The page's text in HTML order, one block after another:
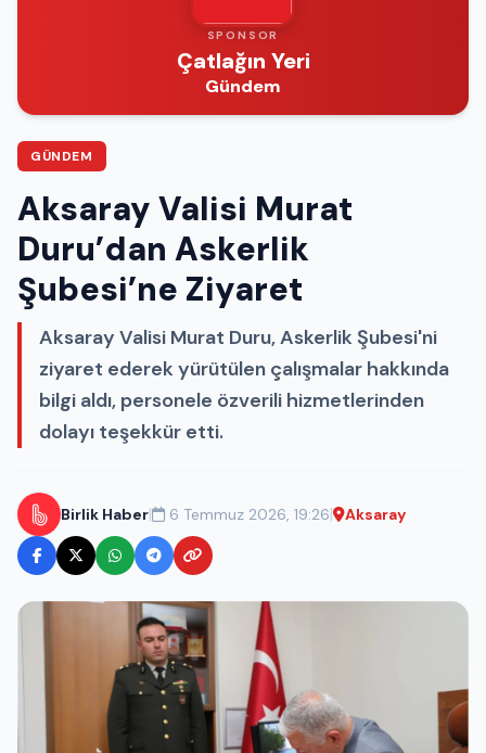
SPONSOR
Çatlağın Yeri
Gündem
GÜNDEM
Aksaray Valisi Murat
Duru’dan Askerlik
Şubesi’ne Ziyaret
Aksaray Valisi Murat Duru, Askerlik Şubesi'ni
ziyaret ederek yürütülen çalışmalar hakkında
bilgi aldı, personele özverili hizmetlerinden
dolayı teşekkür etti.
Birlik Haber| 6 Temmuz 2026, 19:26| Aksaray